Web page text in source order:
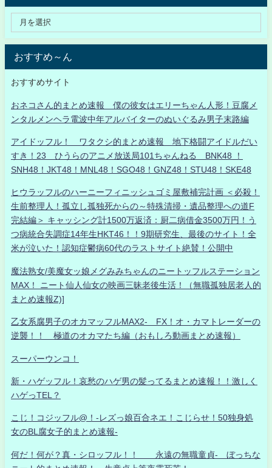
おすすめ～ん
おすすめサイト
おネコさん的まとめ速報 僕の彼女はエリーちゃん人形！豆腐メ
ンタルメンヘラ電波中年アルバイターのぬいぐるみ男子末路編
アイドッフル！ ワタクシ的まとめ速報 地下格闘アイドルだい
すき！23 ひうらのアニメ放送局101ちゃんねる BNK48 ！
SNH48！JKT48！MNL48！SGO48！GNZ48！STU48！SKE48
ヒウラッフルのハーニーフィニッシュゴミ屋敷補完計画 ＜必殺！
生前整理人！孤立し孤独死からの～特殊清掃・遺品整理への道F
完結編＞ キャッシング計1500万返済：厨二病借金3500万円！う
つ病統合失調症14年生HKT46！！9期研究生、最後のサイト！全
米が泣いた！認知症鬱病60代のラストサイト絶賛！公開中
魔法熟女/美魔女ッ娘メグみみちゃんのニートッフルステーション
MAX！ ニート仙人仙女の映画三昧老後生活！（無職孤独居老人的
まとめ速報Z)]
乙女系腐男子のオカマッフルMAX2- FX！オ・カマトレーダーの
逆襲！！ 極道のオカマたち編（おもしろ動画まとめ速報）
スーパーウンコ！
新・ハゲッフル！哀愁のハゲ男の髪ってるまとめ速報！！激しく
ハゲっTEL？
こじ！コジッフル@！-レズっ娘百合ネエ！こじらせ！50独身処
女のBL腐女子的まとめ速報-
何だ！何が？真・シロッフル！！ 永遠の無職童貞- ぼっちな